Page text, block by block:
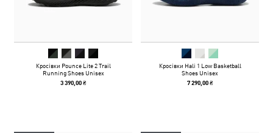
Кросівки Pounce Lite 2 Trail
Running Shoes Unisex
3 390,00 ₴
Кросівки Hali 1 Low Basketball
Shoes Unisex
7 290,00 ₴